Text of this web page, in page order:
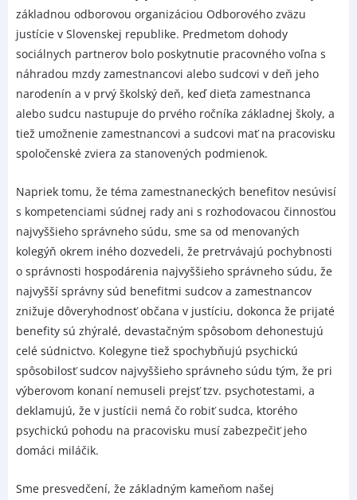
základnou odborovou organizáciou Odborového zväzu
justície v Slovenskej republike. Predmetom dohody
sociálnych partnerov bolo poskytnutie pracovného voľna s
náhradou mzdy zamestnancovi alebo sudcovi v deň jeho
narodenín a v prvý školský deň, keď dieťa zamestnanca
alebo sudcu nastupuje do prvého ročníka základnej školy, a
tiež umožnenie zamestnancovi a sudcovi mať na pracovisku
spoločenské zviera za stanovených podmienok.
Napriek tomu, že téma zamestnaneckých benefitov nesúvisí
s kompetenciami súdnej rady ani s rozhodovacou činnosťou
najvyššieho správneho súdu, sme sa od menovaných
kolegýň okrem iného dozvedeli, že pretrvávajú pochybnosti
o správnosti hospodárenia najvyššieho správneho súdu, že
najvyšší správny súd benefitmi sudcov a zamestnancov
znižuje dôveryhodnosť občana v justíciu, dokonca že prijaté
benefity sú zhýralé, devastačným spôsobom dehonestujú
celé súdnictvo. Kolegyne tiež spochybňujú psychickú
spôsobilosť sudcov najvyššieho správneho súdu tým, že pri
výberovom konaní nemuseli prejsť tzv. psychotestami, a
deklamujú, že v justícii nemá čo robiť sudca, ktorého
psychickú pohodu na pracovisku musí zabezpečiť jeho
domáci miláčik.
Sme presvedčení, že základným kameňom našej